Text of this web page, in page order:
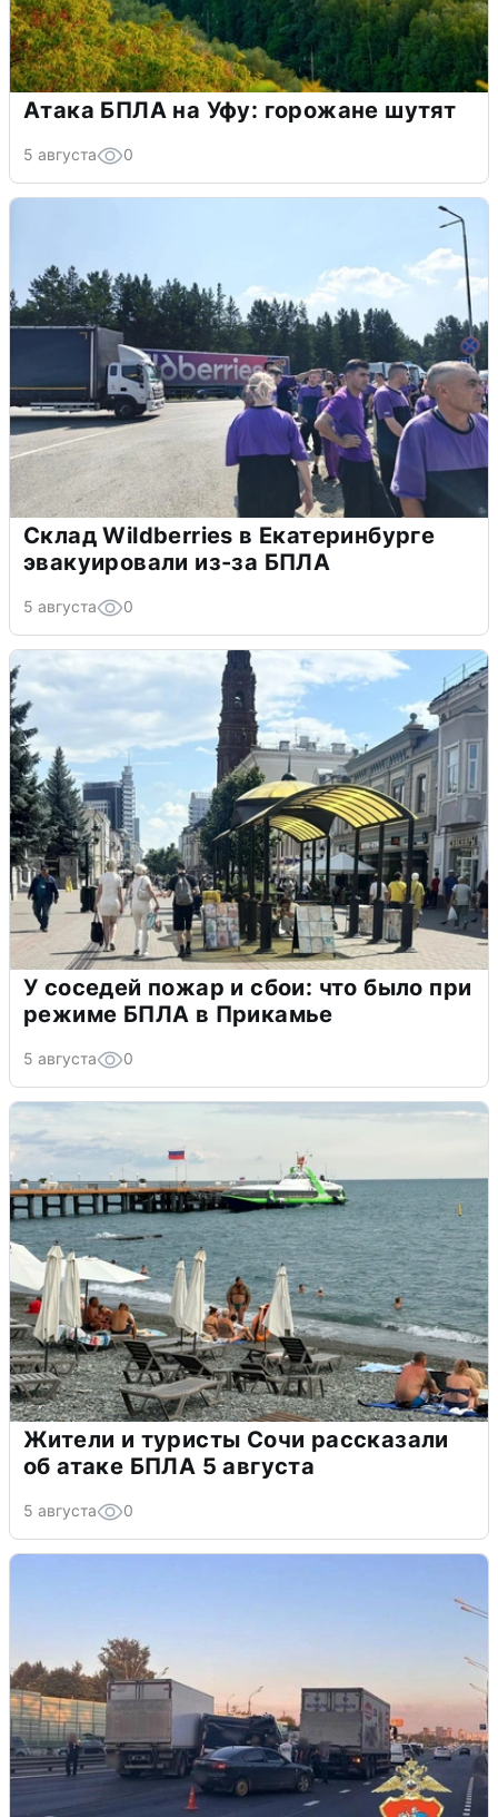
Атака БПЛА на Уфу: горожане шутят
5 августа 0
Склад Wildberries в Екатеринбурге
эвакуировали из-за БПЛА
5 августа 0
У соседей пожар и сбои: что было при
режиме БПЛА в Прикамье
5 августа 0
Жители и туристы Сочи рассказали
об атаке БПЛА 5 августа
5 августа 0